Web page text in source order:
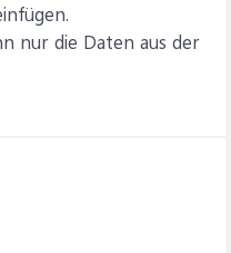
nur die Daten aus der